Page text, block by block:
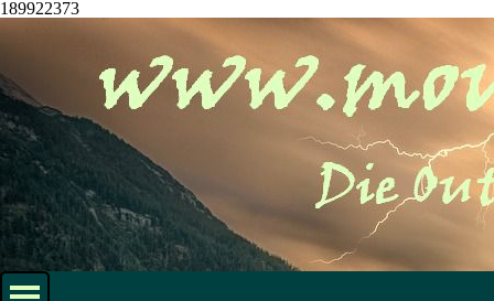
189922373
Direkt zum Seiteninhalt